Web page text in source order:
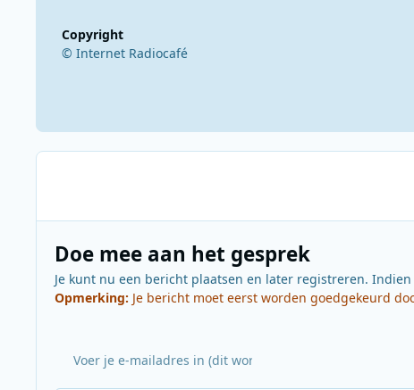
Copyright
© Internet Radiocafé
Doe mee aan het gesprek
Je kunt nu een bericht plaatsen en later registreren.
Opmerking: Je bericht moet eerst worden goedgekeurd